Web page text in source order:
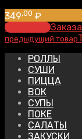
349,00 ₽
В корзину
предыдущий товар
РОЛЛЫ
СУШИ
ПИЦЦА
ВОК
СУПЫ
ПОКЕ
САЛАТЫ
ЗАКУСКИ